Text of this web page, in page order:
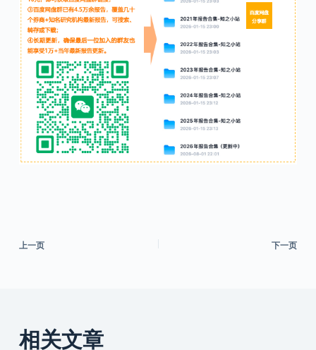
上一页 下一页
相关文章